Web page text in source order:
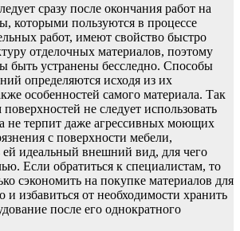
сразу после окончания работ на
которыми пользуются в процессе
работ, имеют свойство быстро
отделочных материалов, поэтому
быть устранены бесследно. Способы
определяются исходя из их
особенностей самого материала. Так
не следует использовать
не терпит даже агрессивных моющих
с поверхности мебели,
ей идеальный внешний вид, для чего
Если обратиться к специалистам, то
сэкономить на покупке материалов для
и избавиться от необходимости хранить
после его однократного